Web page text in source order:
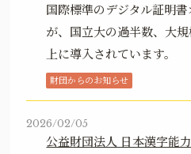
国際標準のデジタル証明書
が、国立大の過半数、大
上に導入されています。
財団からのお知らせ
2026/02/05
公益財団法人 日本漢字能力